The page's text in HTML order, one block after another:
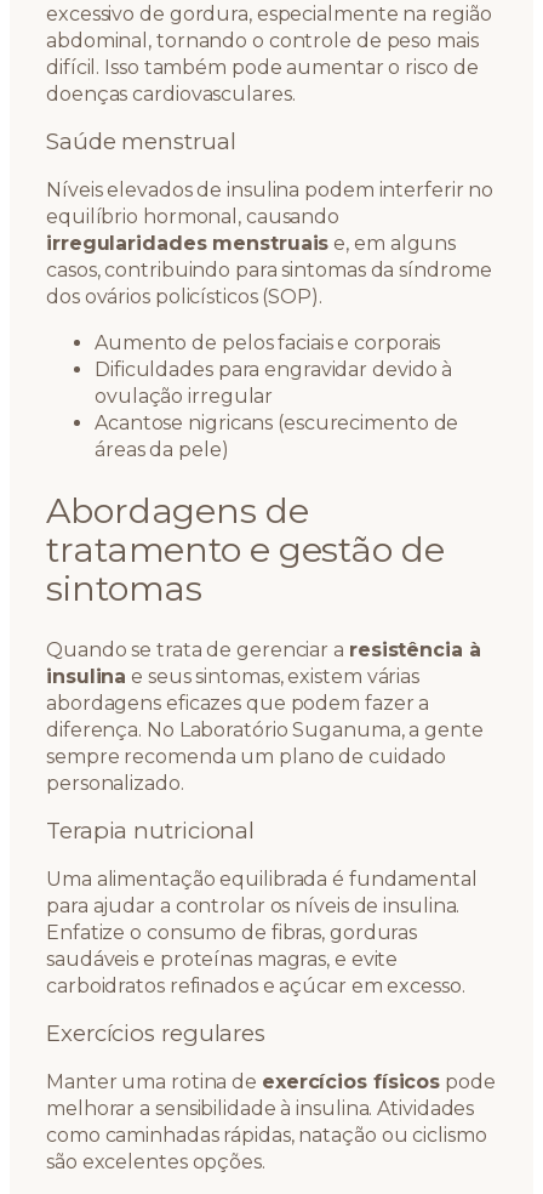
excessivo de gordura, especialmente na região
abdominal, tornando o controle de peso mais
difícil. Isso também pode aumentar o risco de
doenças cardiovasculares.
Saúde menstrual
Níveis elevados de insulina podem interferir no
equilíbrio hormonal, causando
irregularidades menstruais e, em alguns
casos, contribuindo para sintomas da síndrome
dos ovários policísticos (SOP).
Aumento de pelos faciais e corporais
Dificuldades para engravidar devido à
ovulação irregular
Acantose nigricans (escurecimento de
áreas da pele)
Abordagens de
tratamento e gestão de
sintomas
Quando se trata de gerenciar a resistência à
insulina e seus sintomas, existem várias
abordagens eficazes que podem fazer a
diferença. No Laboratório Suganuma, a gente
sempre recomenda um plano de cuidado
personalizado.
Terapia nutricional
Uma alimentação equilibrada é fundamental
para ajudar a controlar os níveis de insulina.
Enfatize o consumo de fibras, gorduras
saudáveis e proteínas magras, e evite
carboidratos refinados e açúcar em excesso.
Exercícios regulares
Manter uma rotina de exercícios físicos pode
melhorar a sensibilidade à insulina. Atividades
como caminhadas rápidas, natação ou ciclismo
são excelentes opções.